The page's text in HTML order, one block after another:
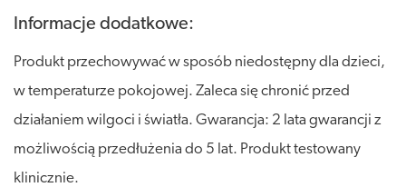
Informacje dodatkowe:
Produkt przechowywać w sposób niedostępny dla dzieci,
w temperaturze pokojowej. Zaleca się chronić przed
działaniem wilgoci i światła. Gwarancja: 2 lata gwarancji z
możliwością przedłużenia do 5 lat. Produkt testowany
klinicznie.